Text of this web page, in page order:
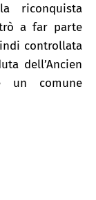
riconquista
a far parte
controllata
dell’Ancien
un comune